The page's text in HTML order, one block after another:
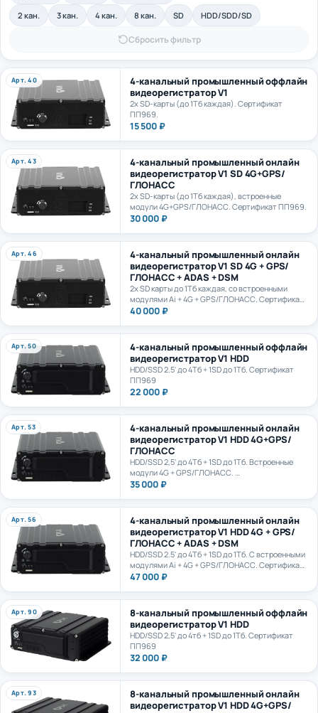
3 кан. 4 кан. SD HDD/SDD/SD
Арт. 40
4-канальный промышленный оффлайн
видеорегистратор V1
2х SD-карты (до 1Тб каждая). Сертификат
ПП969.
15 500 ₽
Арт. 43
4-канальный промышленный онлайн
видеорегистратор V1 SD 4G+GPS/
ГЛОНАСС
2х SD-карты (до 1Тб каждая), встроенные
модули 4G+GPS/ГЛОНАСС. Сертификат ПП969.
30 000 ₽
Арт. 46
4-канальный промышленный онлайн
видеорегистратор V1 SD 4G + GPS/
ГЛОНАСС + ADAS + DSM
2х SD карты до 1Тб каждая, со встроенными
модулями Ai + 4G + GPS/ГЛОНАСС. Сертификат
ПП969.
40 000 ₽
Арт. 50
4-канальный промышленный оффлайн
видеорегистратор V1 HDD
HDD/SSD 2.5' до 4Тб + 1SD до 1Тб. Сертификат
ПП969
22 000 ₽
Арт. 53
4-канальный промышленный онлайн
видеорегистратор V1 HDD 4G+GPS/
ГЛОНАСС
HDD/SSD 2,5' до 4Тб + 1SD до 1Тб. Встроенные
модули 4G + GPS/ГЛОНАСС.
Сертификат ПП969
35 000 ₽
Арт. 56
4-канальный промышленный онлайн
видеорегистратор V1 HDD 4G + GPS/
ГЛОНАСС + ADAS + DSM
HDD/SSD 2.5' до 4Тб + 1SD до 1Тб. С встроенными
модулями Ai + 4G + GPS/ГЛОНАСС. Сертификат
ПП969. Сертификат ИИ ГОСТ Р 70885-2023
47 000 ₽
Арт. 90
8-канальный промышленный оффлайн
видеорегистратор V1 HDD
HDD/SSD 2,5' до 4тб + 1SD до 1Тб. Сертификат
ПП969
32 000 ₽
Арт. 93
8-канальный промышленный онлайн
видеорегистратор V1 HDD 4G+GPS/
ГЛОНАСС